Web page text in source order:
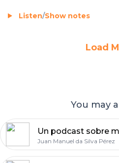
Listen/Show notes
Load
You may
Juan Manuel da Silva Pérez